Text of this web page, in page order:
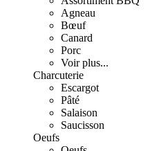
Agneau
Bœuf
Canard
Porc
Voir plus...
Charcuterie
Escargot
Pâté
Salaison
Saucisson
Oeufs